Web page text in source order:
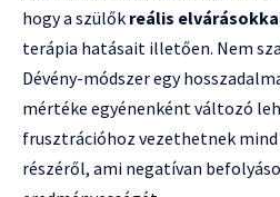
hogy a szülők reális
terápia hatásait illetően. Nem
Dévény-módszer egy
mértéke egyénenként változó
frusztrációhoz vezethetnek mind
részéről, ami negatívan